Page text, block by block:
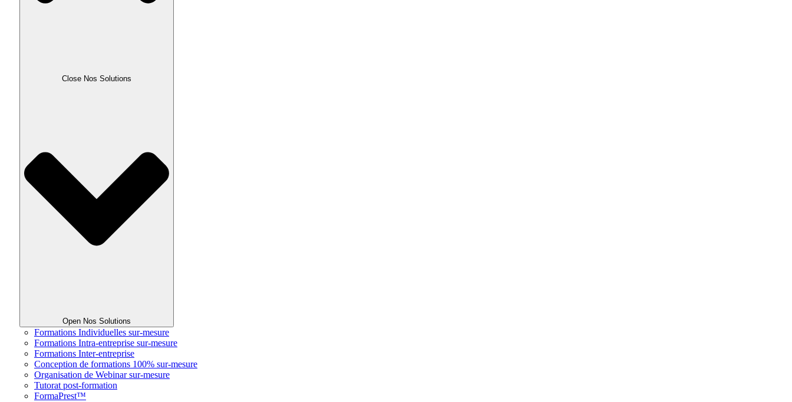
Close Nos Solutions
Open Nos Solutions
Formations Individuelles sur-mesure
Formations Intra-entreprise sur-mesure
Formations Inter-entreprise
Conception de formations 100% sur-mesure
Organisation de Webinar sur-mesure
Tutorat post-formation
FormaPrest™